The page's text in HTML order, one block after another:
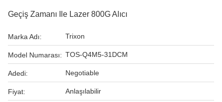
Geçiş Zamanı Ile Lazer 800G Alıcı
Marka Adı: Trixon
Model Numarası: TOS-Q4M5-31DCM
Adedi: Negotiable
Fiyat: Anlaşılabilir